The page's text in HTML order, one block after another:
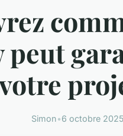
Simon•6 octobre 2025